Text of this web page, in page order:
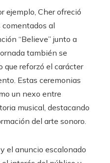
ejemplo, Cher ofreció
al
“Believe” junto a
también se
que reforzó el carácter
Estas ceremonias
un nexo entre
musical, destacando
del arte sonoro.
el anuncio escalonado